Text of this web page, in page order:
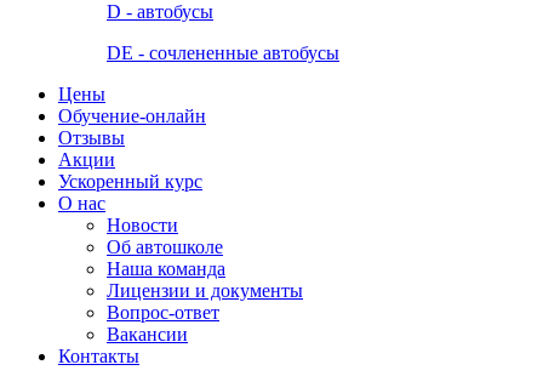
D - автобусы
DE - сочлененные автобусы
Цены
Обучение-онлайн
Отзывы
Акции
Ускоренный курс
О нас
Новости
Об автошколе
Наша команда
Лицензии и документы
Вопрос-ответ
Вакансии
Контакты